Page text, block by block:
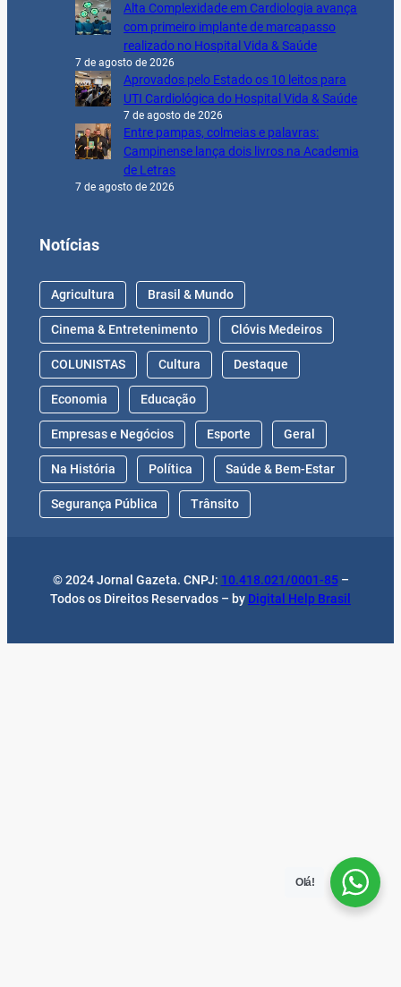
Alta Complexidade em Cardiologia avança
com primeiro implante de marcapasso
realizado no Hospital Vida & Saúde
7 de agosto de 2026
Aprovados pelo Estado os 10 leitos para
UTI Cardiológica do Hospital Vida & Saúde
7 de agosto de 2026
Entre pampas, colmeias e palavras:
Campinense lança dois livros na Academia
de Letras
7 de agosto de 2026
Notícias
Agricultura Brasil & Mundo
Cinema & Entretenimento Clóvis Medeiros
COLUNISTAS Cultura Destaque
Economia Educação
Empresas e Negócios Esporte Geral
Na História Política Saúde & Bem-Estar
Segurança Pública Trânsito
© 2024 Jornal Gazeta. CNPJ: 10.418.021/0001-85–
Todos os Direitos Reservados – by Digital Help Brasil
Olá!